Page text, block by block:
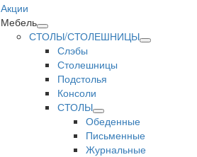
Акции
Мебель
СТОЛЫ/СТОЛЕШНИЦЫ
Слэбы
Столешницы
Подстолья
Консоли
СТОЛЫ
Обеденные
Письменные
Журнальные